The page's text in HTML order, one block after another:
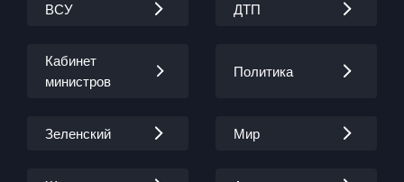
ВСУ ДТП
Кабинет
министров
Политика
Зеленский Мир